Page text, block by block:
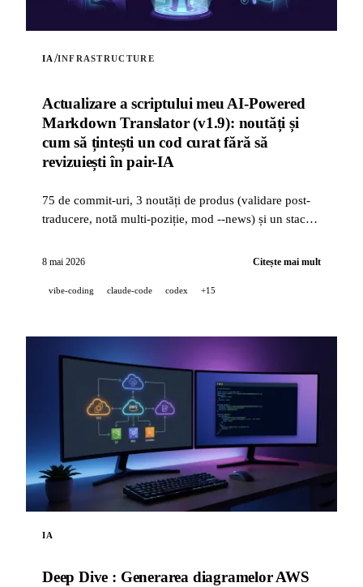
IA /INFRASTRUCTURE
Actualizare a scriptului meu AI-Powered
Markdown Translator (v1.9): noutăți și
cum să țintești un cod curat fără să
revizuiești în pair-IA
75 de commit-uri, 3 noutăți de produs (validare post-
traducere, notă multi-poziție, mod --news) și un stack
revizuire PR asistată de IA) pentru a ținti un cod curat
8 mai 2026 Citește mai mult
vibe-coding claude-code codex +15
IA
Deep Dive : Generarea diagramelor AWS